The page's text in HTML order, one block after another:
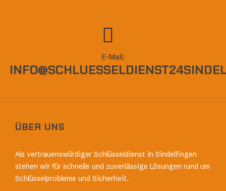
E-Mail:
ÜBER UNS
Als vertrauenswürdiger Schlüsseldienst in Sindelfingen
stehen wir für schnelle und zuverlässige Lösungen rund um
Schlüsselprobleme und Sicherheit.